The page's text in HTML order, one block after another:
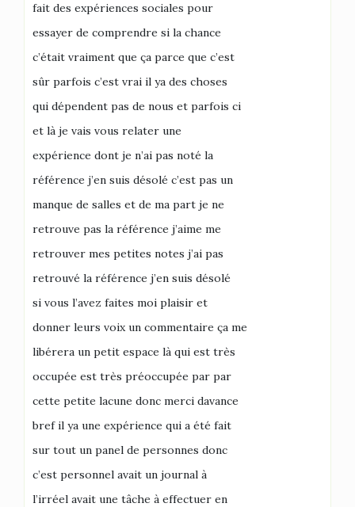
fait des expériences sociales pour
essayer de comprendre si la chance
c’était vraiment que ça parce que c’est
sûr parfois c’est vrai il ya des choses
qui dépendent pas de nous et parfois ci
et là je vais vous relater une
expérience dont je n’ai pas noté la
référence j’en suis désolé c’est pas un
manque de salles et de ma part je ne
retrouve pas la référence j’aime me
retrouver mes petites notes j’ai pas
retrouvé la référence j’en suis désolé
si vous l’avez faites moi plaisir et
donner leurs voix un commentaire ça me
libérera un petit espace là qui est très
occupée est très préoccupée par par
cette petite lacune donc merci davance
bref il ya une expérience qui a été fait
sur tout un panel de personnes donc
c’est personnel avait un journal à
l’irréel avait une tâche à effectuer en